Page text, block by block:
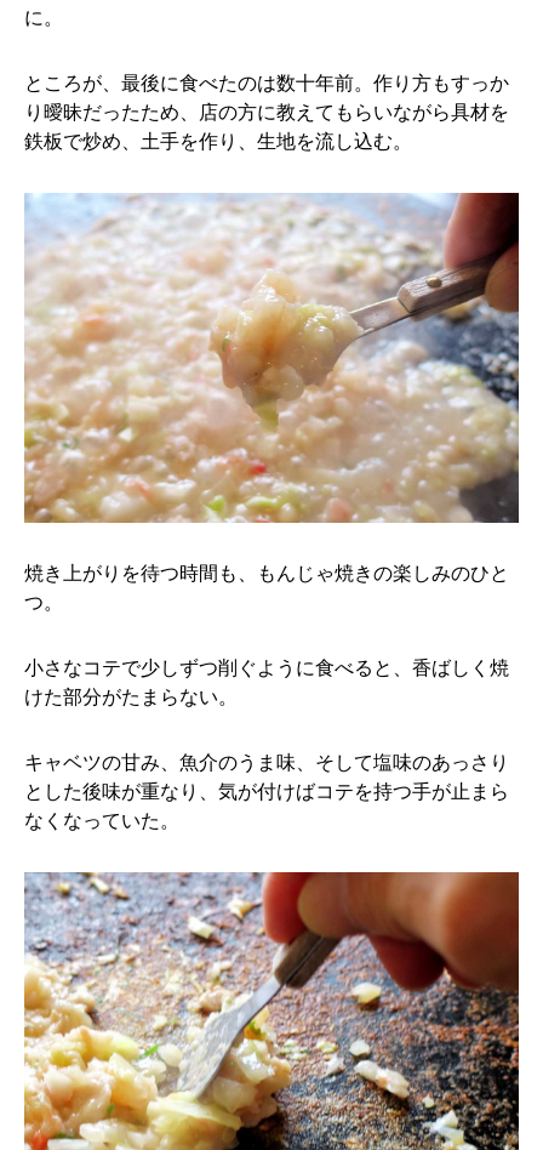
に。
ところが、最後に食べたのは数十年前。作り方もすっか
り曖昧だったため、店の方に教えてもらいながら具材を
鉄板で炒め、土手を作り、生地を流し込む。
焼き上がりを待つ時間も、もんじゃ焼きの楽しみのひと
つ。
小さなコテで少しずつ削ぐように食べると、香ばしく焼
けた部分がたまらない。
キャベツの甘み、魚介のうま味、そして塩味のあっさり
とした後味が重なり、気が付けばコテを持つ手が止まら
なくなっていた。